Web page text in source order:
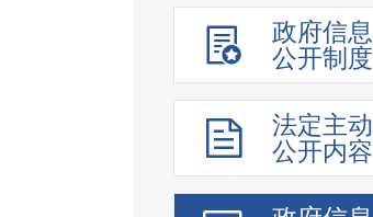
政府信息
公开制度
法定主动
公开内容